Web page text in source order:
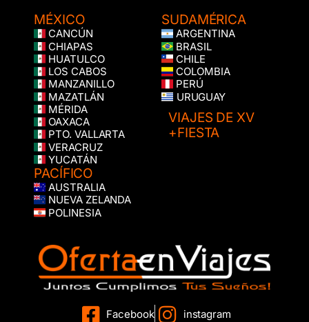
MÉXICO
CANCÚN
CHIAPAS
HUATULCO
LOS CABOS
MANZANILLO
MAZATLÁN
MÉRIDA
OAXACA
PTO. VALLARTA
VERACRUZ
YUCATÁN
PACÍFICO
AUSTRALIA
NUEVA ZELANDA
POLINESIA
SUDAMÉRICA
ARGENTINA
BRASIL
CHILE
COLOMBIA
PERÚ
URUGUAY
VIAJES DE XV
+FIESTA
Facebook instagram